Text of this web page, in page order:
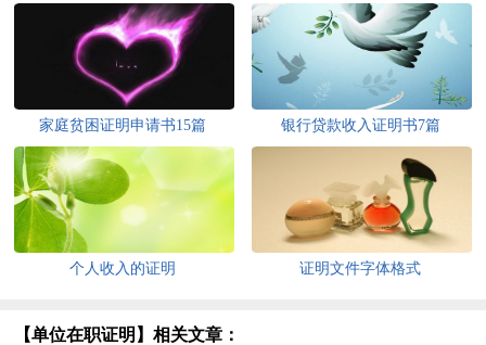
家庭贫困证明申请书15篇 银行贷款收入证明书7篇
个人收入的证明 证明文件字体格式
【单位在职证明】相关文章：